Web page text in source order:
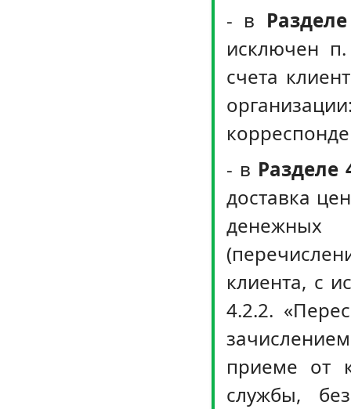
- в
исключен
счета
- в Разделе
доставка
клиента, с
4.2.2.
приеме от
службы,